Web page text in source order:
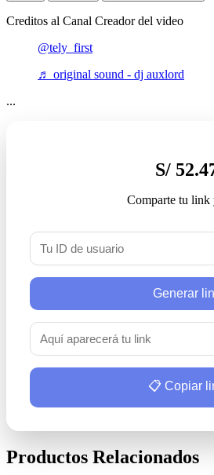
Creditos al Canal Creador del video
@tely_first
♬ original sound - dj auxlord
...
S/
Comparte tu link
Generar
📋 Copiar
Productos Relacionados